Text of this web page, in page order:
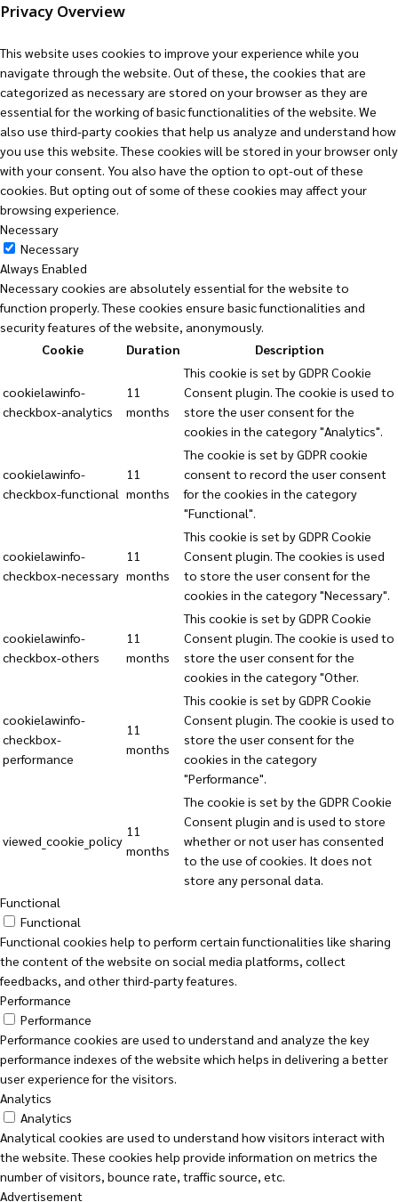
Privacy Overview
This website uses cookies to improve your experience while you
navigate through the website. Out of these, the cookies that are
categorized as necessary are stored on your browser as they are
essential for the working of basic functionalities of the website. We
also use third-party cookies that help us analyze and understand how
you use this website. These cookies will be stored in your browser only
with your consent. You also have the option to opt-out of these
cookies. But opting out of some of these cookies may affect your
browsing experience.
Necessary
Necessary
Always Enabled
Necessary cookies are absolutely essential for the website to
function properly. These cookies ensure basic functionalities and
security features of the website, anonymously.
Cookie
Duration Description
cookielawinfo-
checkbox-analytics
11
months
This cookie is set by GDPR Cookie
Consent plugin. The cookie is used to
store the user consent for the
cookies in the category "Analytics".
cookielawinfo-
checkbox-functional
11
months
The cookie is set by GDPR cookie
consent to record the user consent
for the cookies in the category
"Functional".
cookielawinfo-
checkbox-necessary
11
months
This cookie is set by GDPR Cookie
Consent plugin. The cookies is used
to store the user consent for the
cookies in the category "Necessary".
cookielawinfo-
checkbox-others
11
months
This cookie is set by GDPR Cookie
Consent plugin. The cookie is used to
store the user consent for the
cookies in the category "Other.
cookielawinfo-
checkbox-
performance
11
months
This cookie is set by GDPR Cookie
Consent plugin. The cookie is used to
store the user consent for the
cookies in the category
"Performance".
viewed_cookie_policy
11
months
The cookie is set by the GDPR Cookie
Consent plugin and is used to store
whether or not user has consented
to the use of cookies. It does not
store any personal data.
Functional
Functional
Functional cookies help to perform certain functionalities like sharing
the content of the website on social media platforms, collect
feedbacks, and other third-party features.
Performance
Performance
Performance cookies are used to understand and analyze the key
performance indexes of the website which helps in delivering a better
user experience for the visitors.
Analytics
Analytics
Analytical cookies are used to understand how visitors interact with
the website. These cookies help provide information on metrics the
number of visitors, bounce rate, traffic source, etc.
Advertisement